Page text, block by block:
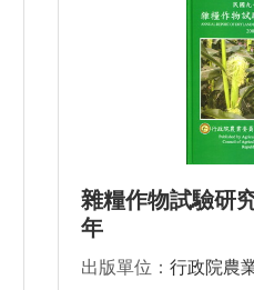
雜糧作物試驗研
年
出版單位： 行政院農